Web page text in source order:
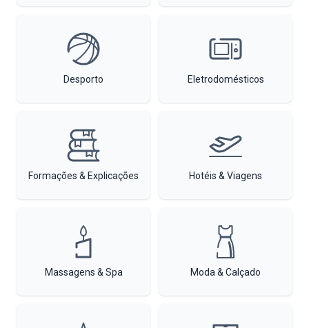
Desporto Eletrodomésticos
Formações & Explicações Hotéis & Viagens
Massagens & Spa Moda & Calçado